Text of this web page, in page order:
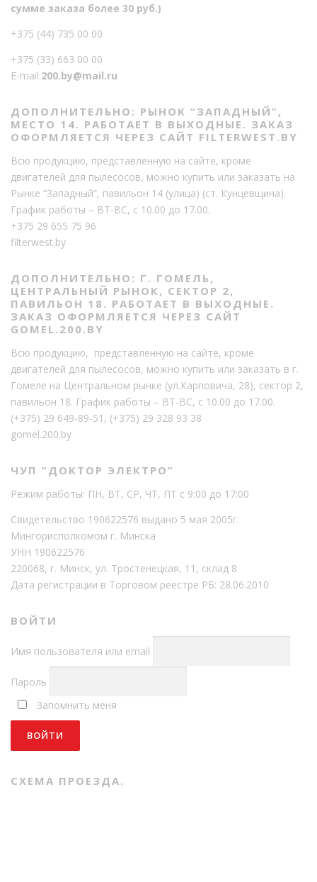
сумме заказа более 30 руб.)
+375 (44) 735 00 00
+375 (33) 663 00 00
E-mail:200.by@mail.ru
ДОПОЛНИТЕЛЬНО: РЫНОК “ЗАПАДНЫЙ”,
МЕСТО 14. РАБОТАЕТ В ВЫХОДНЫЕ. ЗАКАЗ
ОФОРМЛЯЕТСЯ ЧЕРЕЗ САЙТ FILTERWEST.BY
Всю продукцию, представленную на сайте, кроме
двигателей для пылесосов, можно купить или заказать на
Рынке “Западный”, павильон 14 (улица) (ст. Кунцевщина).
График работы – ВТ-ВС, с 10.00 до 17.00.
+375 29 655 75 96
filterwest.by
ДОПОЛНИТЕЛЬНО: Г. ГОМЕЛЬ,
ЦЕНТРАЛЬНЫЙ РЫНОК, СЕКТОР 2,
ПАВИЛЬОН 18. РАБОТАЕТ В ВЫХОДНЫЕ.
ЗАКАЗ ОФОРМЛЯЕТСЯ ЧЕРЕЗ САЙТ
GOMEL.200.BY
Всю продукцию, представленную на сайте, кроме
двигателей для пылесосов, можно купить или заказать в г.
Гомеле на Центральном рынке (ул.Карповича, 28), сектор 2,
павильон 18. График работы – ВТ-ВС, с 10.00 до 17.00.
(+375) 29 649-89-51 , (+375) 29 328 93 38
gomel.200.by
ЧУП “ДОКТОР ЭЛЕКТРО”
Режим работы: ПН, ВТ, СР, ЧТ, ПТ с 9:00 до 17:00
Свидетельство 190622576 выдано 5 мая 2005г.
Мингорисполкомом г. Минска
УНН 190622576
220068, г. Минск, ул. Тростенецкая, 11, склад 8
Дата регистрации в Торговом реестре РБ: 28.06.2010
ВОЙТИ
Имя пользователя или email
Пароль
Запомнить меня
СХЕМА ПРОЕЗДА.